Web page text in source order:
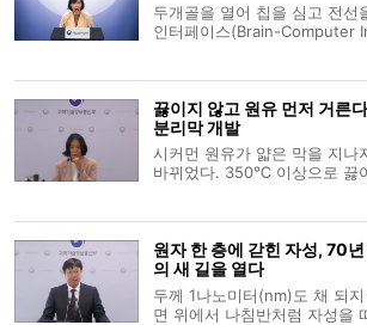
두개골을 열어 칩을 심고 전선
인터페이스(Brain-Computer
정 뇌세포에 직접 명령을 내리
끓이지 않고 원유 먼저 거른
분리막 개발
시커먼 원유가 얇은 막을 지나
바뀌었다. 350℃ 이상으로 끓
유 같은 가벼운 성분을 먼저
원자 한 층에 갇힌 자성, 70
의 새 길을 열다
두께 1나노미터(nm)도 채 되
면 위에서 나침반처럼 자성을